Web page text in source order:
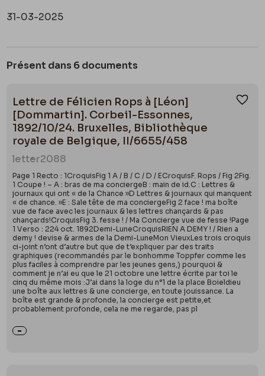
31-03-2025
Présent dans 6 documents
Lettre de Félicien Rops à [Léon]
[Dommartin]. Corbeil-Essonnes,
1892/10/24. Bruxelles, Bibliothèque
royale de Belgique, II/6655/458
letter2088
Page 1 Recto : 1CroquisFig 1 A / B / C / D / ECroquisF. Rops / Fig 2Fig.
1 Coupe ! – A : bras de ma conciergeB : main de id.C : Lettres &
journaux qui ont « de la Chance »D Lettres & journaux qui manquent
« de chance. »E : Sale tête de ma conciergeFig 2 face ! ma boîte
vue de face avec les journaux & les lettres chançards & pas
chançards!CroquisFig 3. fesse ! / Ma Concierge vue de fesse !Page
1 Verso : 224 oct. 1892Demi-LuneCroquisRIEN A DEMY ! / Rien a
demy ! devise & armes de la Demi-LuneMon VieuxLes trois croquis
ci-joint n’ont d’autre but que de t’expliquer par des traits
graphiques (recommandés par le bonhomme Toppfer comme les
plus faciles à comprendre par les jeunes gens,) pourquoi &
comment je n’ai eu que le 21 octobre une lettre écrite par toi le
cinq du même mois :J’ai dans la loge du n°1 de la place Boieldieu
une boîte aux lettres & une concierge, en toute jouissance. La
boîte est grande & profonde, la concierge est petite,et
probablement profonde, cela ne me regarde, pas pl